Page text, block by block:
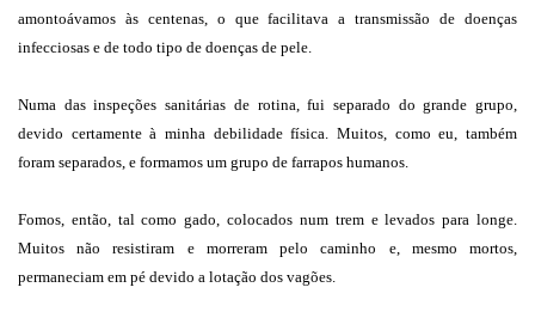
amontoávamos às centenas, o que facilitava a transmissão de doenças
infecciosas e de todo tipo de doenças de pele.
Numa das inspeções sanitárias de rotina, fui separado do grande grupo,
devido certamente à minha debilidade física. Muitos, como eu, também
foram separados, e formamos um grupo de farrapos humanos.
Fomos, então, tal como gado, colocados num trem e levados para longe.
Muitos não resistiram e morreram pelo caminho e, mesmo mortos,
permaneciam em pé devido a lotação dos vagões.